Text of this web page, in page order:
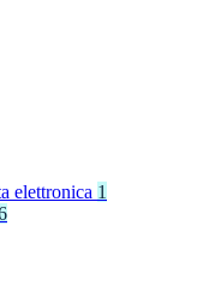
elettronica 1